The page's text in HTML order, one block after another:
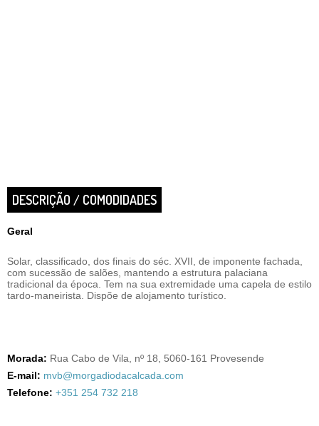
DESCRIÇÃO / COMODIDADES
Geral
Solar, classificado, dos finais do séc. XVII, de imponente fachada,
com sucessão de salões, mantendo a estrutura palaciana
tradicional da época. Tem na sua extremidade uma capela de estilo
tardo-maneirista. Dispõe de alojamento turístico.
Morada: Rua Cabo de Vila, nº 18, 5060-161 Provesende
E-mail: mvb@morgadiodacalcada.com
Telefone: +351 254 732 218